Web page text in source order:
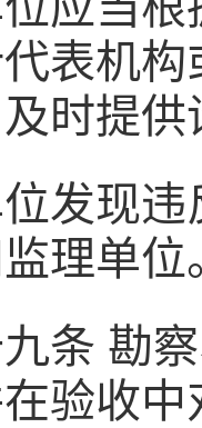
表机
时提
现违
理单位
勘察
验收